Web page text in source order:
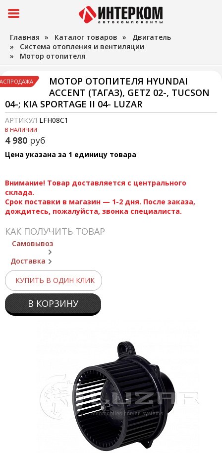
Главная » Каталог товаров » Двигатель
» Система отопления и вентиляции
» Мотор отопителя
МОТОР ОТОПИТЕЛЯ HYUNDAI
ACCENT (ТАГАЗ), GETZ 02-, TUCSON
04-; KIA SPORTAGE II 04- LUZAR
АРТИКУЛ LFH08C1
В НАЛИЧИИ
4 980 руб
Цена указана за 1 единицу товара
Внимание! Товар доставляется с центрального
склада.
Срок поставки в магазин — 1-2 дня. После заказа,
дождитесь, пожалуйста, звонка специалиста.
КАК ПОЛУЧИТЬ ТОВАР
Самовывоз
Доставка
КУПИТЬ В ОДИН КЛИК
В КОРЗИНУ